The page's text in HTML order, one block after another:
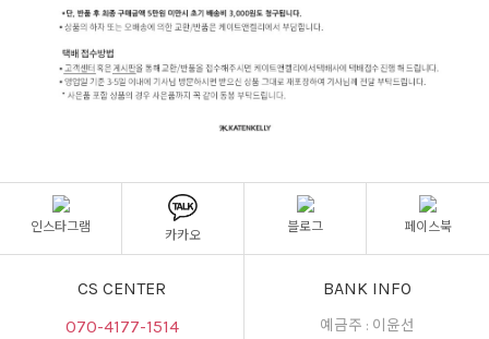
인스타그램
카카오
블로그 페이스북
CS CENTER
070-4177-1514
BANK INFO
예금주 : 이윤선